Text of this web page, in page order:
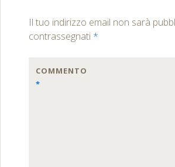
Il tuo indirizzo email non sarà
contrassegnati *
COMMENTO
*